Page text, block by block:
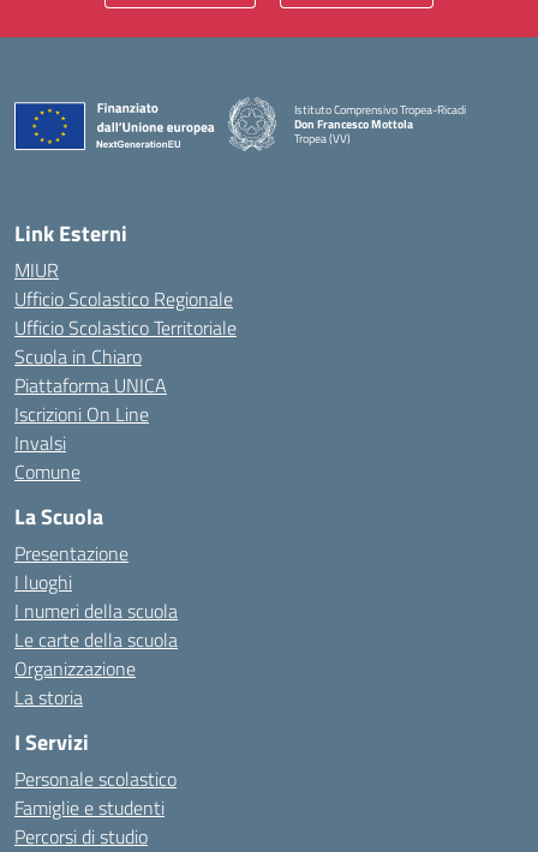
Istituto Comprensivo Tropea-Ricadi
Don Francesco Mottola
Tropea (VV)
— Visita la pagina iniziale della scuola
Link Esterni
MIUR
Ufficio Scolastico Regionale
Ufficio Scolastico Territoriale
Scuola in Chiaro
Piattaforma UNICA
Iscrizioni On Line
Invalsi
Comune
La Scuola
Presentazione
I luoghi
I numeri della scuola
Le carte della scuola
Organizzazione
La storia
I Servizi
Personale scolastico
Famiglie e studenti
Percorsi di studio